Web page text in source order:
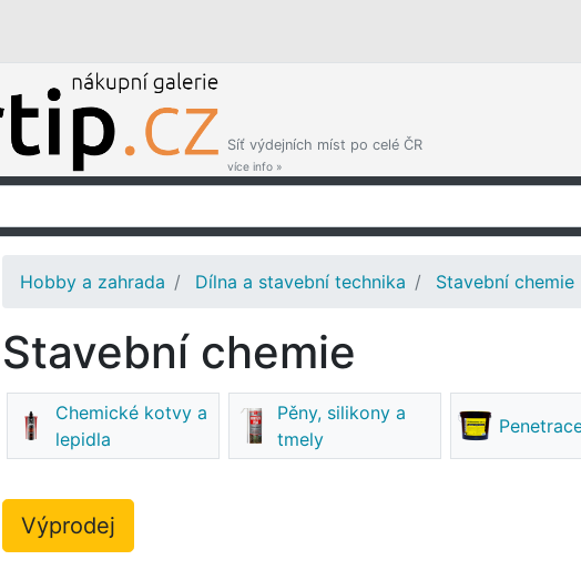
Síť výdejních míst po celé ČR
více info »
Hobby a zahrada Dílna a stavební technika Stavební chemie
Stavební chemie
Chemické kotvy a
lepidla
Pěny, silikony a
tmely
Výprodej